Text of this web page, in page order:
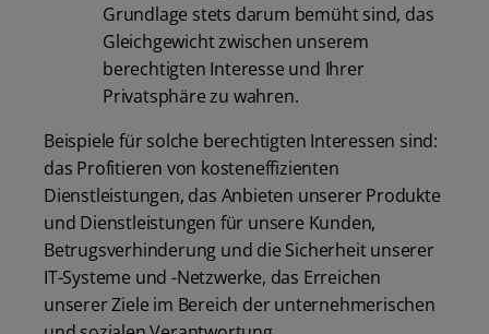
Grundlage stets darum bemüht sind, das
Gleichgewicht zwischen unserem
berechtigten Interesse und Ihrer
Privatsphäre zu wahren.
Beispiele für solche berechtigten Interessen sind:
das Profitieren von kosteneffizienten
Dienstleistungen, das Anbieten unserer Produkte
und Dienstleistungen für unsere Kunden,
Betrugsverhinderung und die Sicherheit unserer
IT-Systeme und -Netzwerke, das Erreichen
unserer Ziele im Bereich der unternehmerischen